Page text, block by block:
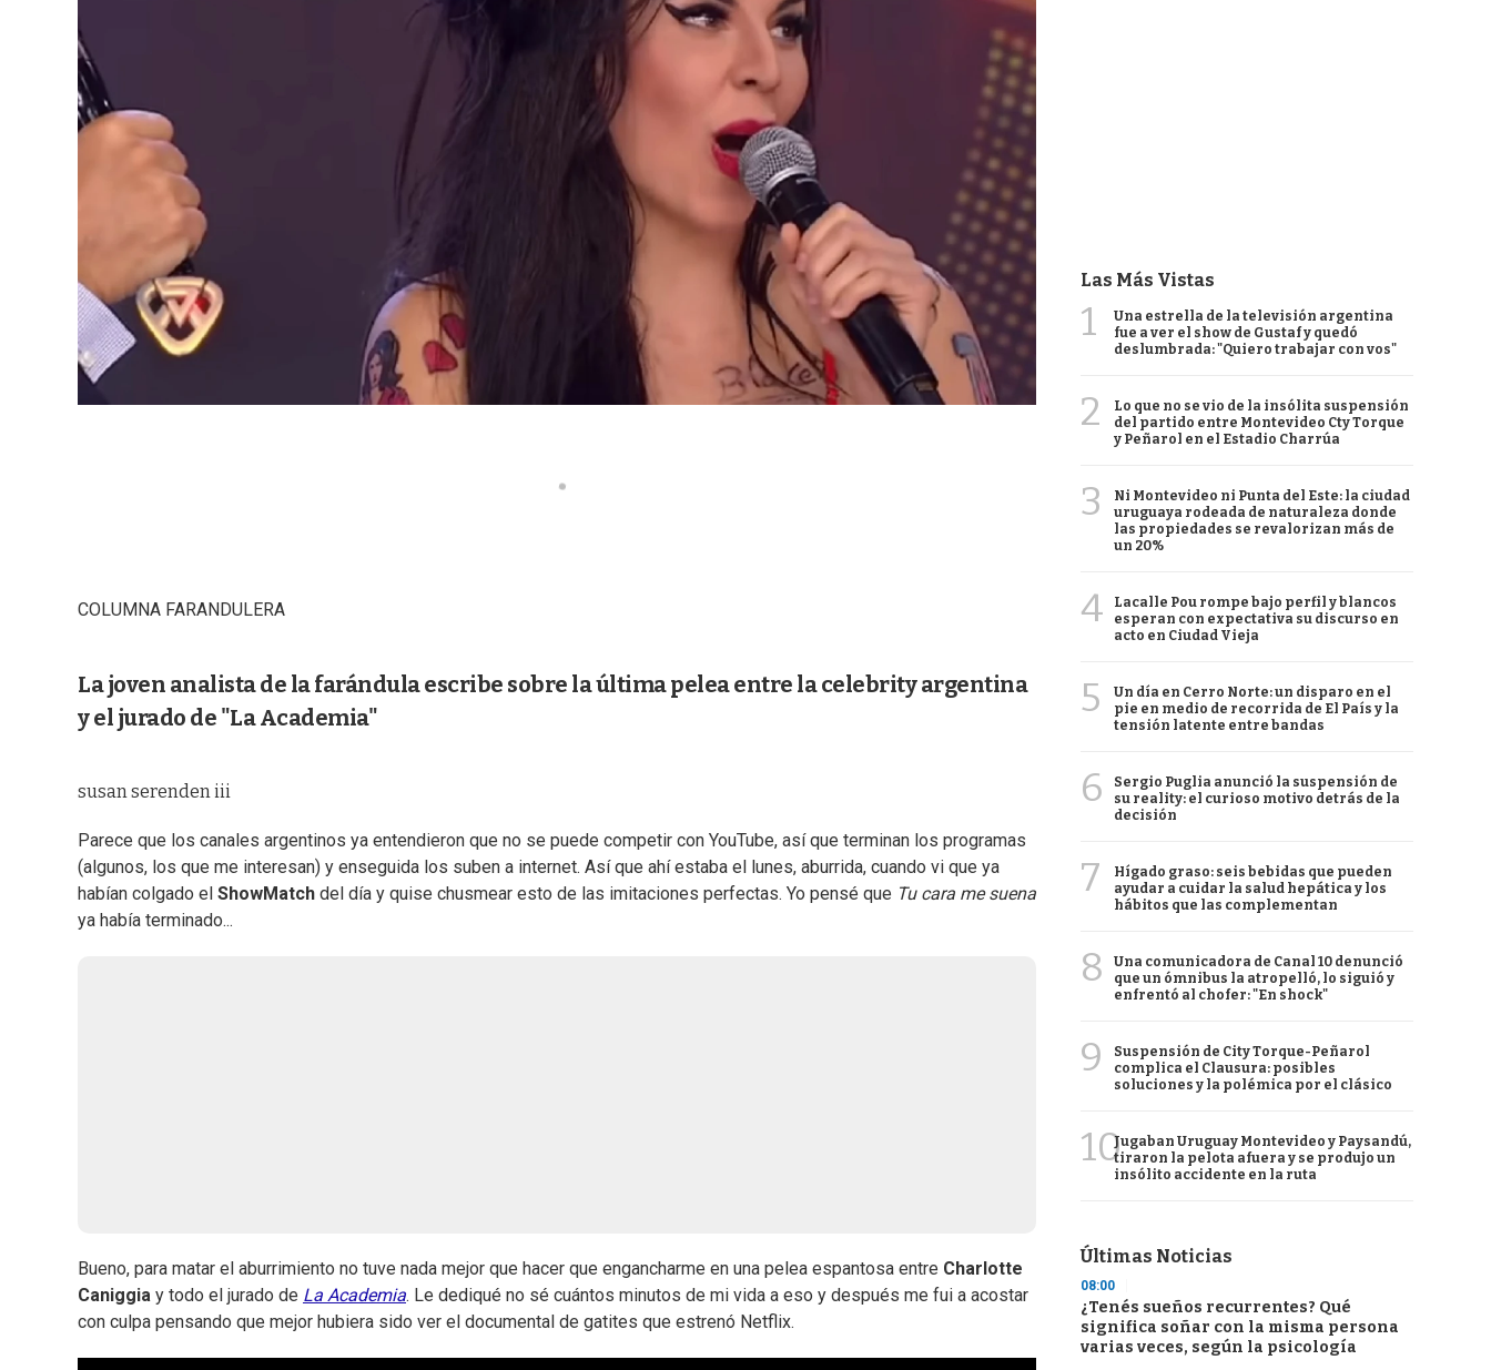
COLUMNA FARANDULERA
La joven analista de la farándula escribe sobre la última pelea entre la celebrity argentina
y el jurado de "La Academia"
susan serenden iii
Parece que los canales argentinos ya entendieron que no se puede competir con YouTube, así que terminan los programas
(algunos, los que me interesan) y enseguida los suben a internet. Así que ahí estaba el lunes, aburrida, cuando vi que ya
habían colgado el ShowMatch del día y quise chusmear esto de las imitaciones perfectas. Yo pensé que Tu cara me suena
ya había terminado...
Bueno, para matar el aburrimiento no tuve nada mejor que hacer que engancharme en una pelea espantosa entre Charlotte
Caniggia y todo el jurado de La Academia. Le dediqué no sé cuántos minutos de mi vida a eso y después me fui a acostar
con culpa pensando que mejor hubiera sido ver el documental de gatites que estrenó Netflix.
Las Más Vistas
1
Una estrella de la televisión argentina
fue a ver el show de Gustaf y quedó
deslumbrada: "Quiero trabajar con vos"
2
Lo que no se vio de la insólita suspensión
del partido entre Montevideo Cty Torque
y Peñarol en el Estadio Charrúa
3
Ni Montevideo ni Punta del Este: la ciudad
uruguaya rodeada de naturaleza donde
las propiedades se revalorizan más de
un 20%
4
Lacalle Pou rompe bajo perfil y blancos
esperan con expectativa su discurso en
acto en Ciudad Vieja
5
Un día en Cerro Norte: un disparo en el
pie en medio de recorrida de El País y la
tensión latente entre bandas
6
Sergio Puglia anunció la suspensión de
su reality: el curioso motivo detrás de la
decisión
7
Hígado graso: seis bebidas que pueden
ayudar a cuidar la salud hepática y los
hábitos que las complementan
8
Una comunicadora de Canal 10 denunció
que un ómnibus la atropelló, lo siguió y
enfrentó al chofer: "En shock"
9
Suspensión de City Torque-Peñarol
complica el Clausura: posibles
soluciones y la polémica por el clásico
10Jugaban Uruguay Montevideo y Paysandú,
tiraron la pelota afuera y se produjo un
insólito accidente en la ruta
Últimas Noticias
08:00
¿Tenés sueños recurrentes? Qué
significa soñar con la misma persona
varias veces, según la psicología